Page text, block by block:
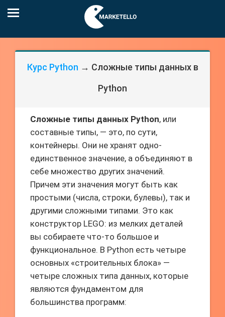
Курс Python → Сложные типы данных в
Python
Сложные типы данных Python, или
составные типы, — это, по сути,
контейнеры. Они не хранят одно-
единственное значение, а объединяют в
себе множество других значений.
Причем эти значения могут быть как
простыми (числа, строки, булевы), так и
другими сложными типами. Это как
конструктор LEGO: из мелких деталей
вы собираете что-то большое и
функциональное. В Python есть четыре
основных «строительных блока» —
четыре сложных типа данных, которые
являются фундаментом для
большинства программ: